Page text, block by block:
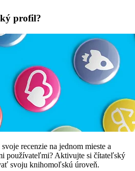
profil?
recenzie na jednom mieste a
používateľmi? Aktivujte si čítateľský
svoju knihomoľskú úroveň.